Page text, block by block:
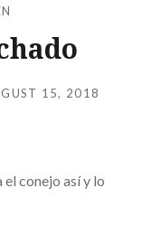
15, 2018
conejo así y lo